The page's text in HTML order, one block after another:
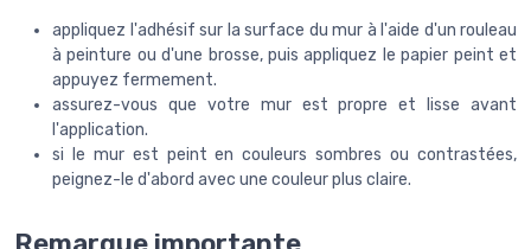
appliquez l'adhésif sur la surface du mur à l'aide d'un rouleau
à peinture ou d'une brosse, puis appliquez le papier peint et
appuyez fermement.
assurez-vous que votre mur est propre et lisse avant
l'application.
si le mur est peint en couleurs sombres ou contrastées,
peignez-le d'abord avec une couleur plus claire.